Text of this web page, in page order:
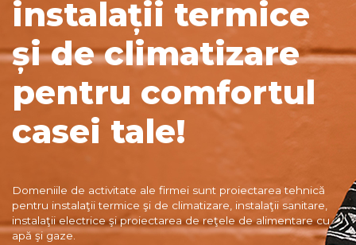
instalații termice
și de climatizare
pentru comfortul
casei tale!
Domeniile de activitate ale firmei sunt proiectarea tehnică
pentru instalaţii termice şi de climatizare, instalaţii sanitare,
instalaţii electrice şi proiectarea de reţele de alimentare cu
apă şi gaze.